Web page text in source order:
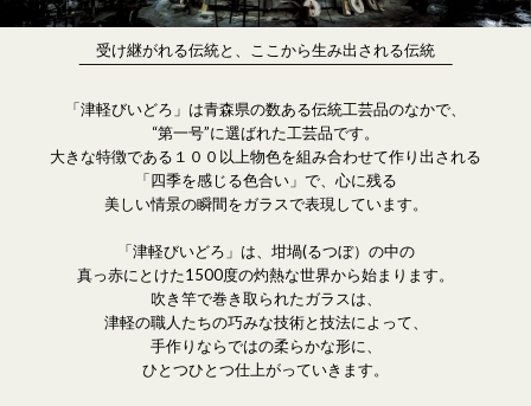
受け継がれる伝統と、ここから生み出される伝統
「津軽びいどろ」は青森県の数ある伝統工芸品のなかで、
“第一号”に選ばれた工芸品です。
大きな特徴である１００以上物色を組み合わせて作り出される
「四季を感じる色合い」で、心に残る
美しい情景の瞬間をガラスで表現しています。
「津軽びいどろ」は、坩堝(るつぼ）の中の
真っ赤にとけた1500度の灼熱な世界から始まります。
吹き竿で巻き取られたガラスは、
津軽の職人たちの巧みな技術と技法によって、
手作りならではの柔らかな形に、
ひとつひとつ仕上がっていきます。